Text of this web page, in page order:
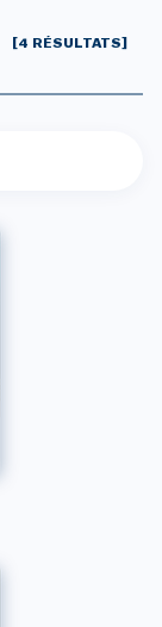
[4 RÉSULTATS]